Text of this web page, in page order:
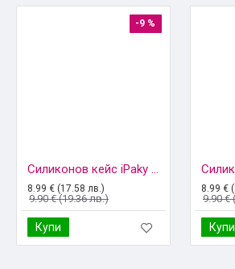
-9 %
Силиконов кейс iPaky матиран, За iPhone 17 Pro Max (6.9), Черен
8.99 € (17.58 лв.)
9.90 € (19.36 лв.)
Купи
8.99 €
9.90 €
Купи